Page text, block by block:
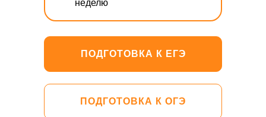
ПОДГОТОВКА К ЕГЭ
ПОДГОТОВКА К ОГЭ
неделю